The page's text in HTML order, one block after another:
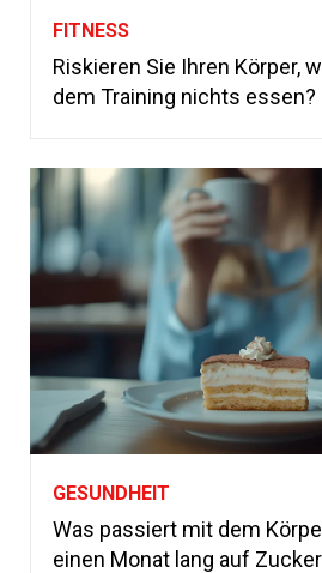
FITNESS
Riskieren Sie Ihren Körper,
dem Training nichts essen?
GESUNDHEIT
Was passiert mit dem
einen Monat lang auf